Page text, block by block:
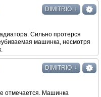
DIMITRIO ↓
Сильно протерся
машинка, несмотря
DIMITRIO ↓
отмечается. Машинка